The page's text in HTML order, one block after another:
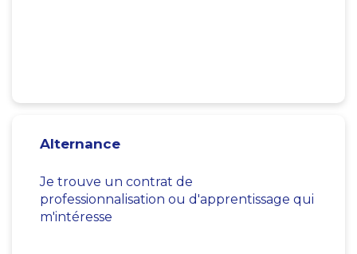
Alternance
Je trouve un contrat de
professionnalisation ou d'apprentissage qui
m'intéresse